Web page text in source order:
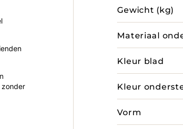
Gewicht (kg)
Materiaal
Kleur blad
Kleur
Vorm